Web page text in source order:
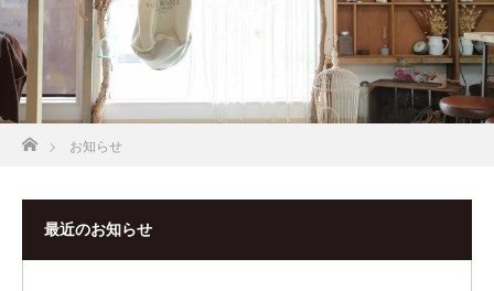
ホーム
お知らせ
最近のお知らせ